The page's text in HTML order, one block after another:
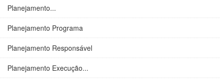
Planejamento...
Planejamento Programa
Planejamento Responsável
Planejamento Execução...